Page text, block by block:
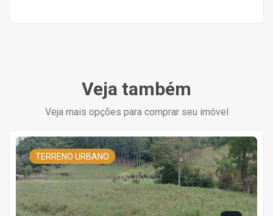
Veja também
Veja mais opções para comprar seu imóvel
TERRENO URBANO